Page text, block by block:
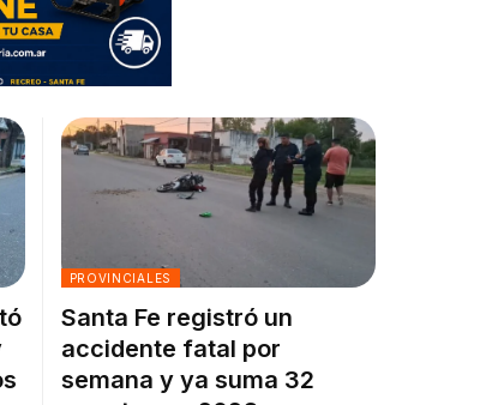
PROVINCIALES
Santa Fe registró un
accidente fatal por
semana y ya suma 32